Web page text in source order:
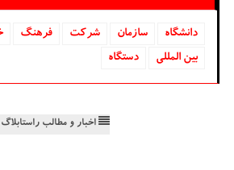
دانشگاه‌ سازمان شركت فرهنگ
بین المللی
دستگاه
اخبار و مطالب راستابلاگ